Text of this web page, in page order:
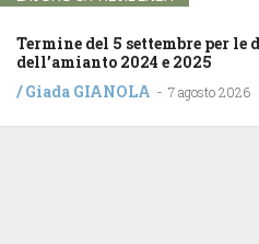
Termine del 5 settembre per
dell’amianto 2024 e 2025
/Giada GIANOLA - 7 agosto 2026